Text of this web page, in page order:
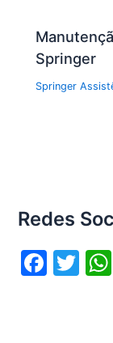
Springer
Springer
Redes
F
T